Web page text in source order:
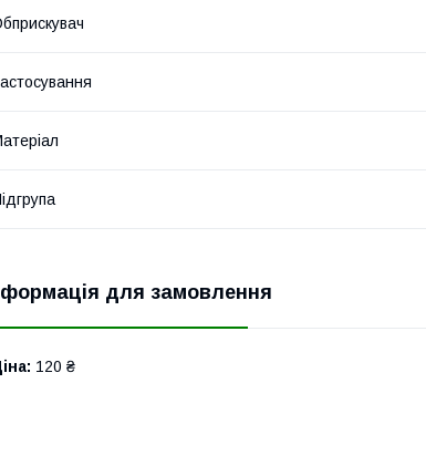
для замовлення
120 ₴